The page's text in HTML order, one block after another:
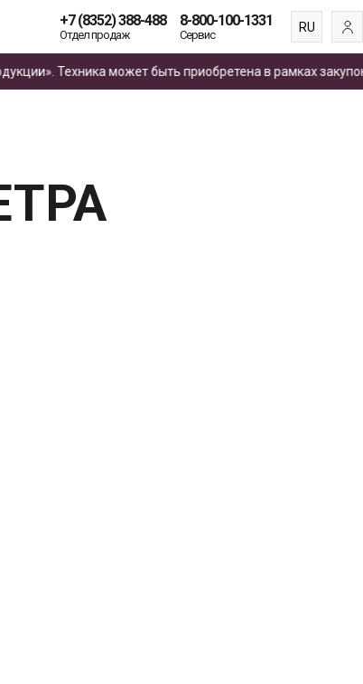
+7 (8352) 388-488
Отдел продаж
8-800-100-1331
Сервис
RU
EN
ES
Техника может быть приобретена в рамках закупокпо